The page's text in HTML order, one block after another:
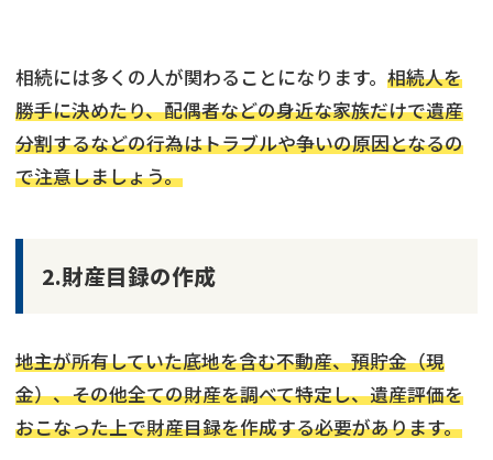
相続には多くの人が関わることになります。 相続人を
勝手に決めたり、配偶者などの身近な家族だけで遺産
分割するなどの行為はトラブルや争いの原因となるの
で注意しましょう。
2.財産目録の作成
地主が所有していた底地を含む不動産、預貯金（現
金）、その他全ての財産を調べて特定し、遺産評価を
おこなった上で財産目録を作成する必要があります。